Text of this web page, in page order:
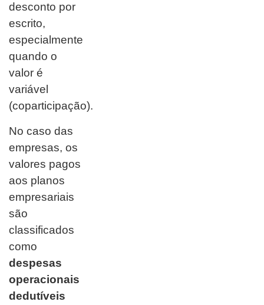
desconto por
escrito,
especialmente
quando o
valor é
variável
(coparticipação).
No caso das
empresas, os
valores pagos
aos planos
empresariais
são
classificados
como
despesas
operacionais
dedutíveis